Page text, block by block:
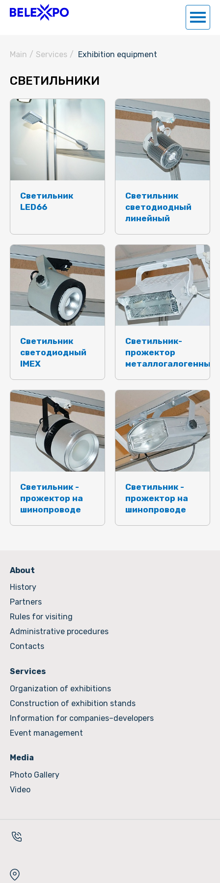
Main / Services / Exhibition equipment
СВЕТИЛЬНИКИ
Светильник
LED66
Светильник
светодиодный
линейный
Светильник
светодиодный
IMEX
Светильник-
прожектор
металлогалогенный
Светильник -
прожектор на
шинопроводе
Светильник -
прожектор на
шинопроводе
About
History
Partners
Rules for visiting
Administrative procedures
Contacts
Services
Organization of exhibitions
Construction of exhibition stands
Information for companies–developers
Event management
Media
Photo Gallery
Video